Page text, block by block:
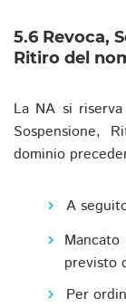
5.6 Revoca,
Ritiro del
La NA si
Sospensione,
dominio
A
previsto
Per